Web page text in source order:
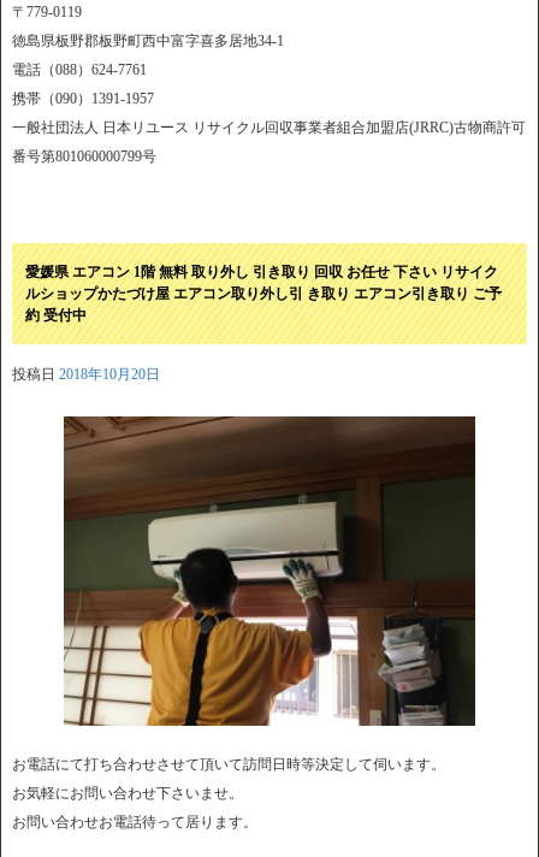
〒779-0119
徳島県板野郡板野町西中富字喜多居地34-1
電話（088）624-7761
携帯（090）1391-1957
一般社団法人 日本リユース リサイクル回収事業者組合加盟店(JRRC)古物商許可
番号第801060000799号
愛媛県 エアコン 1階 無料 取り外し 引き取り 回収 お任せ 下さい リサイク
ルショップかたづけ屋 エアコン取り外し引 き取り エアコン引き取り ご予
約 受付中
投稿日 2018年10月20日
お電話にて打ち合わせさせて頂いて訪問日時等決定して伺います。
お気軽にお問い合わせ下さいませ。
お問い合わせお電話待って居ります。